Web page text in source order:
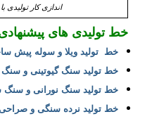
اندازی کار تولیدی با 2 میلیارد در سال 1400
خط تولیدی های
خط تولید ویلا و سوله پیش
خط تولید سنگ گیوتینی و
خط تولید سنگ نورانی و سنگ
خط تولید نرده سنگی و